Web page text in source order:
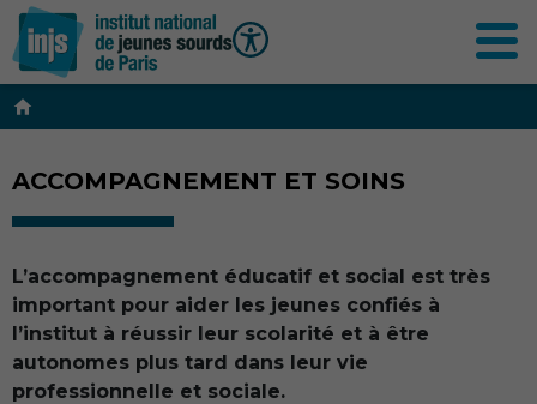
Contenu
principal
ACCOMPAGNEMENT ET SOINS
L’accompagnement éducatif et social est très
important pour aider les jeunes confiés à
l’institut à réussir leur scolarité et à être
autonomes plus tard dans leur vie
professionnelle et sociale.